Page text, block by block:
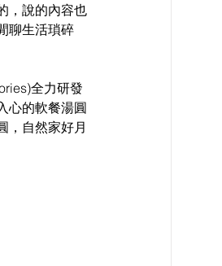
，說的內容也
聊生活瑣碎
全力研發
心的軟餐湯圓
，自然家好月